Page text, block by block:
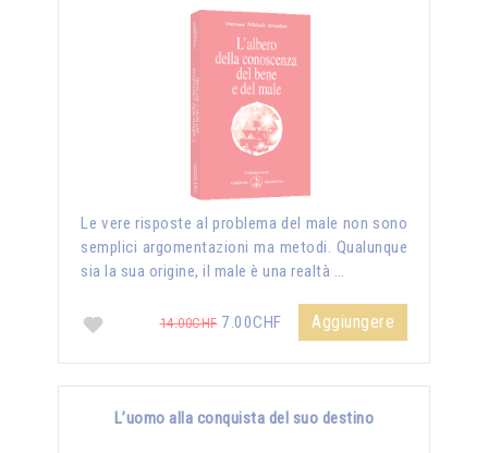
Le vere risposte al problema del male non sono
semplici argomentazioni ma metodi. Qualunque
sia la sua origine, il male è una realtà …
14.00CHF7.00CHF Aggiungere
L’uomo alla conquista del suo destino